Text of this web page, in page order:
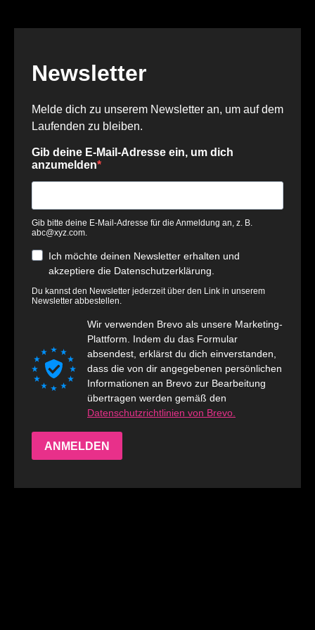
Newsletter
Melde dich zu unserem Newsletter an, um auf dem
Laufenden zu bleiben.
Gib deine E-Mail-Adresse ein, um dich
anzumelden
Gib bitte deine E-Mail-Adresse für die Anmeldung an, z. B.
abc@xyz.com.
Ich möchte deinen Newsletter erhalten und
akzeptiere die Datenschutzerklärung.
Du kannst den Newsletter jederzeit über den Link in unserem
Newsletter abbestellen.
Wir verwenden Brevo als unsere Marketing-
Plattform. Indem du das Formular
absendest, erklärst du dich einverstanden,
dass die von dir angegebenen persönlichen
Informationen an Brevo zur Bearbeitung
übertragen werden gemäß den
Datenschutzrichtlinien von Brevo.
ANMELDEN